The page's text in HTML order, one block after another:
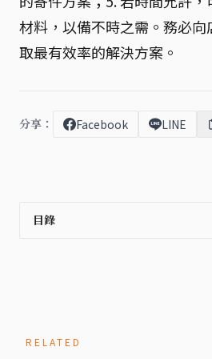
材料，以備不時之需。務必
取最有效率的解決方案。
分享： Facebook LINE
目錄
RELATED